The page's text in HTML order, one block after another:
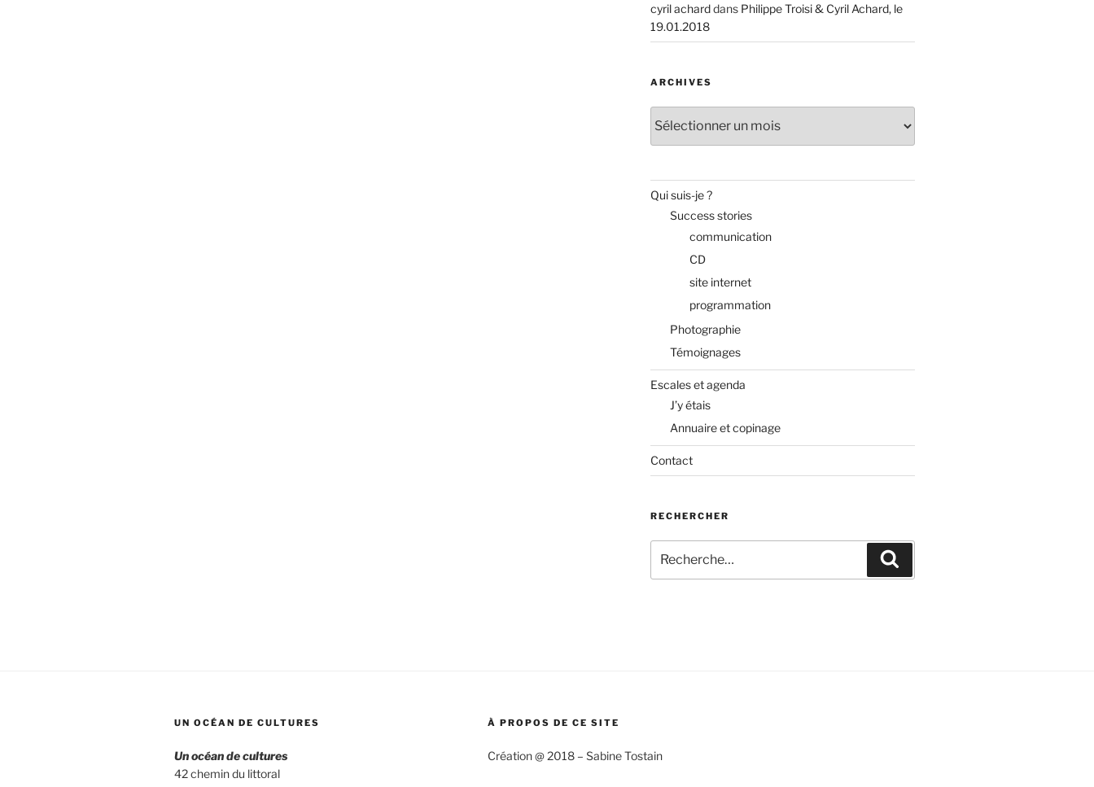
cyril acharddans Philippe Troisi & Cyril Achard, le
19.01.2018
ARCHIVES
Qui suis-je ?
Success stories
communication
CD
site internet
programmation
Photographie
Témoignages
Escales et agenda
J’y étais
Annuaire et copinage
Contact
RECHERCHER
pour
:
UN OCÉAN DE CULTURES
Un océan de cultures
42 chemin du littoral
À PROPOS DE CE SITE
Création @ 2018 – Sabine Tostain